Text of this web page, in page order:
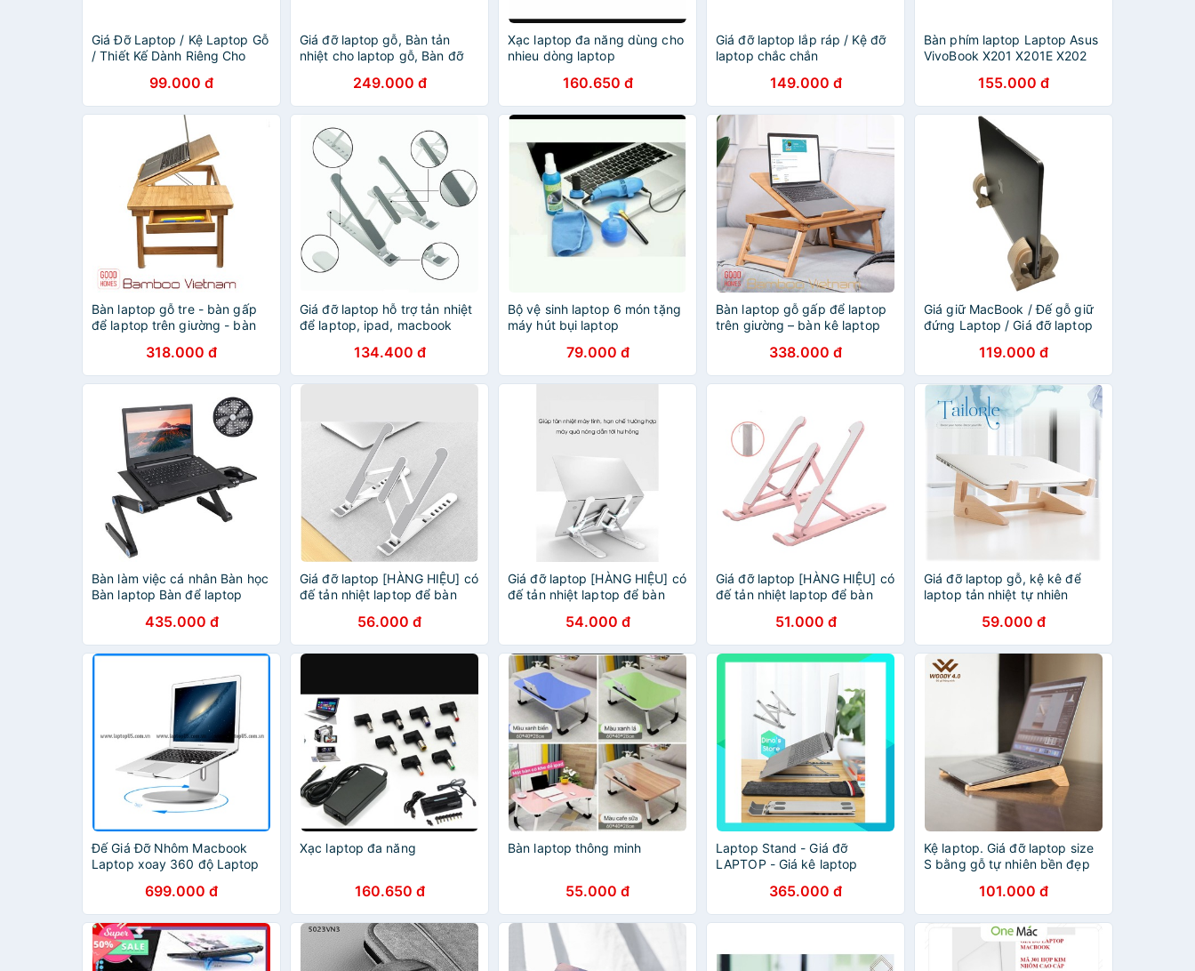
Giá Đỡ Laptop / Kệ Laptop Gỗ
/ Thiết Kế Dành Riêng Cho
99.000 đ
Giá đỡ laptop gỗ, Bàn tản
nhiệt cho laptop gỗ, Bàn đỡ
khay để latop Gỗ
249.000 đ
Xạc laptop đa năng dùng cho
nhieu dòng laptop
160.650 đ
Giá đỡ laptop lắp ráp / Kệ đỡ
laptop chắc chắn
149.000 đ
Bàn phím laptop Laptop Asus
VivoBook X201 X201E X202
155.000 đ
Bàn laptop gỗ tre - bàn gấp
để laptop trên giường - bàn
[TABLIX-01]318.000 đ
Giá đỡ laptop hỗ trợ tản nhiệt
để laptop, ipad, macbook
134.400 đ
Bộ vệ sinh laptop 6 món tặng
máy hút bụi laptop
79.000 đ
Bàn laptop gỗ gấp để laptop
trên giường – bàn kê laptop
cao [TABLIX-02]
338.000 đ
Giá giữ MacBook / Đế gỗ giữ
đứng Laptop / Giá đỡ laptop
119.000 đ
Bàn làm việc cá nhân Bàn học
Bàn laptop Bàn để laptop
435.000 đ
Giá đỡ laptop [HÀNG HIỆU] có
đế tản nhiệt laptop để bàn
56.000 đ
Giá đỡ laptop [HÀNG HIỆU] có
đế tản nhiệt laptop để bàn
54.000 đ
Giá đỡ laptop [HÀNG HIỆU] có
đế tản nhiệt laptop để bàn
51.000 đ
Giá đỡ laptop gỗ, kệ kê để
laptop tản nhiệt tự nhiên
59.000 đ
Đế Giá Đỡ Nhôm Macbook
Laptop xoay 360 độ Laptop
699.000 đ
Xạc laptop đa năng
160.650 đ
Bàn laptop thông minh
55.000 đ
Laptop Stand - Giá đỡ
LAPTOP - Giá kê laptop
đỡ MÁY TÍNH hợp kim nhôm
cao cấp
365.000 đ
Kệ laptop. Giá đỡ laptop size
S bằng gỗ tự nhiên bền đẹp
101.000 đ